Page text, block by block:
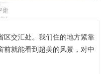
区交汇处。我们住的地方紧靠
前就能看到超美的风景，对中